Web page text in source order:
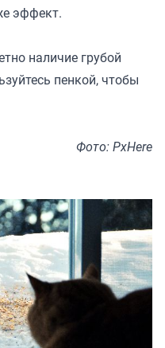
эффект.
наличие грубой
пенкой, чтобы
Фото: PxHere